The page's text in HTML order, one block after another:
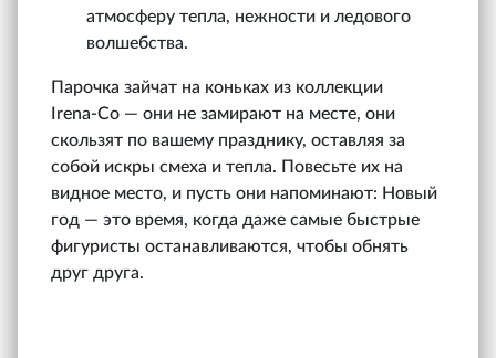
атмосферу тепла, нежности и ледового
волшебства.
Парочка зайчат на коньках из коллекции
Irena‑Co — они не замирают на месте, они
скользят по вашему празднику, оставляя за
собой искры смеха и тепла. Повесьте их на
видное место, и пусть они напоминают: Новый
год — это время, когда даже самые быстрые
фигуристы останавливаются, чтобы обнять
друг друга.